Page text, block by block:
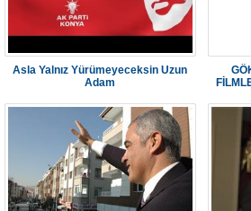
Asla Yalnız Yürümeyeceksin Uzun
Adam